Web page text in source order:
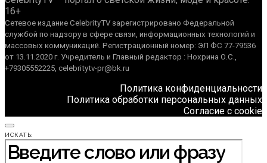
16+
Сетевое издание CelebrityTV зарегистрировано Федеральной
службой по надзору в сфере связи, информационных технологий и
массовых коммуникаций. Регистрационный номер: ЭЛ ФС 77-79536
от 13.11.2020 г. Учредитель и Главный редактор : Нохрина О.С.,
+79305552225, celebritytv-pr@bk.ru
Политика конфиденциальности
Политика обработки персональных данных
Согласие с cookie
ИСКАТЬ: